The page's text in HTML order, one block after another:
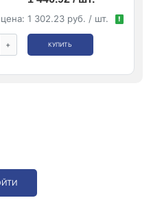
1 302.23 руб. / шт. !
+ КУПИТЬ